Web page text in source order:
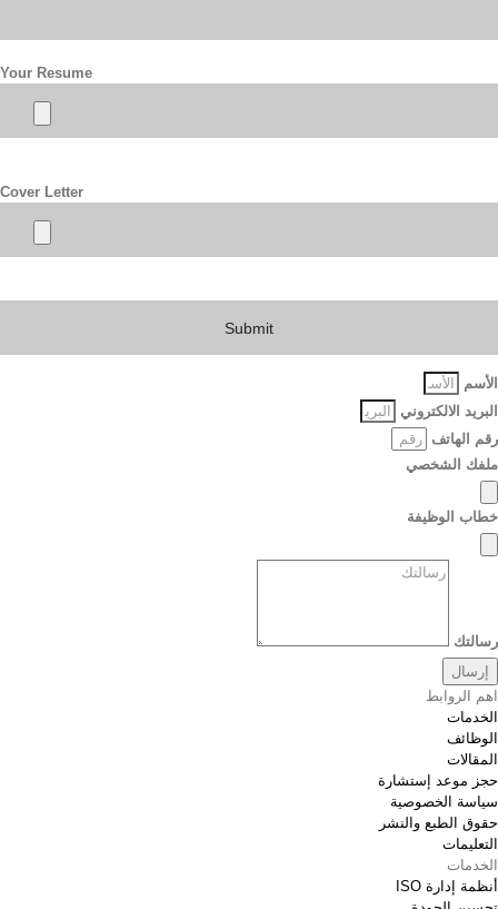
Your Resume
Cover Letter
الأسم
البريد الالكتروني
رقم الهاتف
ملفك الشخصي
خطاب الوظيفة
رسالتك
إرسال
اهم الروابط
الخدمات
الوظائف
المقالات
حجز موعد إستشارة
سياسة الخصوصية
حقوق الطبع والنشر
التعليمات
الخدمات
أنظمة إدارة ISO